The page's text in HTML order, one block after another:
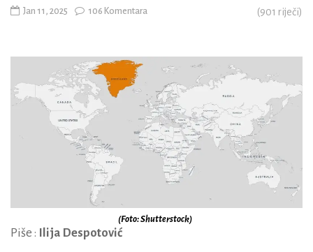
Jan 11, 2025 106 Komentara (901 riječi)
(Foto: Shutterstock)
Piše : Ilija Despotović